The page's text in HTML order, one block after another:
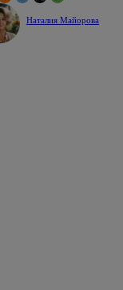
Наталия Майорова